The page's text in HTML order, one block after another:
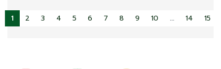
1 2 3 4 5 6 7 8 9 10 ... 14 15